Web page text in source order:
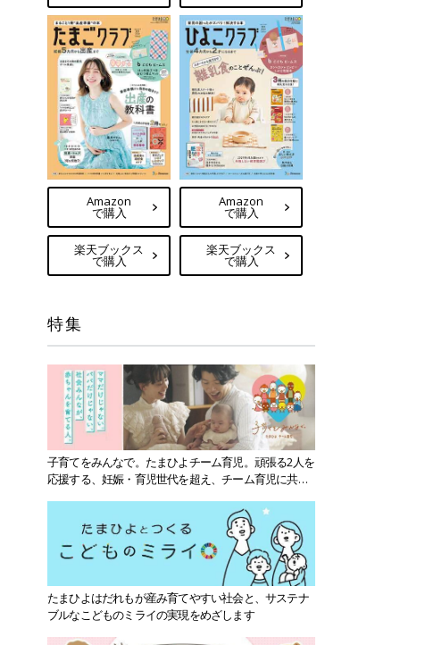
Amazon
で購入
楽天ブックス
で購入
Amazon
で購入
楽天ブックス
で購入
特集
子育てをみんなで。たまひよチーム育児。頑張る2人を
応援する、妊娠・育児世代を超え、チーム育児に共感
たまひよはだれもが産み育てやすい社会と、サステナ
ブルなこどものミライの実現をめざします